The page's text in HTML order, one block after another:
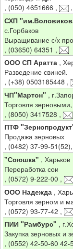
, (050) 4651666 , ,
СХП
с.Горбаков
Выращивание с/х
, (03650) 64351 ,
ООО СП Аратта,
Разведение свиней.
, (+38) 0503185448 ,
ЧП"Мартон" ,
Торговля
, (8050) 3417528 ,
ПТФ
Продажа зерновых
, (0482) 37-99-
"Союшка" , Харьков
Переработка сои
, (0572) 9-222-00 ,
ООО Надежда,
Торговля зерном и
, (0572) 93-77-42 ,
ПИИ "Рамбурс" ,
Закупка зерновых и
, (0552) 42-50-60 42-